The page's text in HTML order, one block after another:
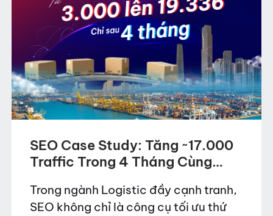
SEO Case Study: Tăng ~17.000
Traffic Trong 4 Tháng Cùng
Trong ngành Logistic đầy cạnh tranh,
SEO không chỉ là công cụ tối ưu thứ